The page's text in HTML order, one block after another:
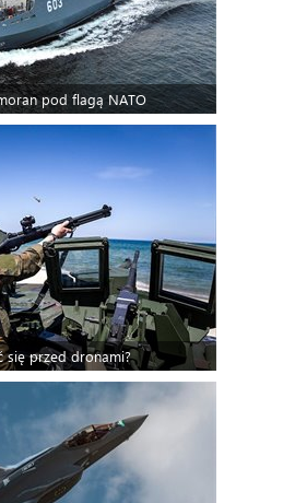
pod flagą NATO
się przed dronami?